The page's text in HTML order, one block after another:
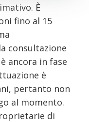
È
fino al 15
consultazione
ancora in fase
è
pertanto non
al momento.
di